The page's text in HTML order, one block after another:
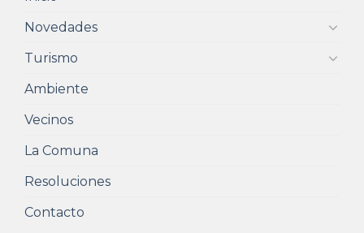
Novedades
Turismo
Ambiente
Vecinos
La Comuna
Resoluciones
Contacto